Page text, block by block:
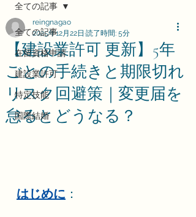
全ての記事
在留資格申請
建設業許可
特定技能
国際結婚
全ての記事
【建設業許可 更新】5年
ごとの手続きと期限切れ
リスク回避策｜変更届を
怠るとどうなる？
reingnagao
2025年12月22日 読了時間: 5分
はじめに ：